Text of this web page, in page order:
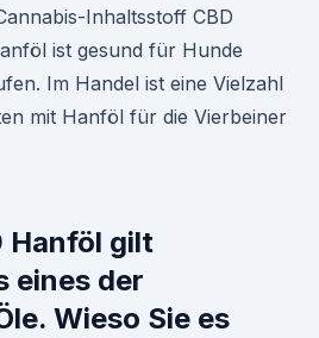
Inhaltsstoff CBD
ist gesund für Hunde
Im Handel ist eine Vielzahl
mit Hanföl für die Vierbeiner
Hanföl gilt
eines der
Wieso Sie es